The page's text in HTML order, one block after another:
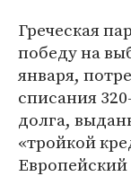
Греческая
победу на
января,
списания
долга,
«тройкой